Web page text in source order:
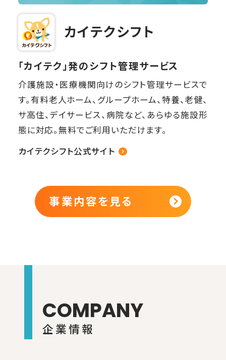
カイテクシフト
「カイテク」発のシフト管理サービス
介護施設・医療機関向けのシフト管理サービスで
す。有料老人ホーム、グループホーム、特養、老健、
サ高住、デイサービス、病院など、あらゆる施設形
態に対応。無料でご利用いただけます。
カイテクシフト公式サイト
事業内容を見る
COMPANY
企業情報